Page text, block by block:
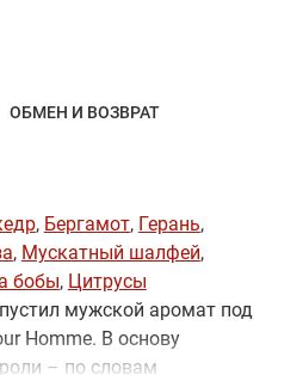
ОБМЕН И ВОЗВРАТ
, Бергамот, Герань,
, Мускатный шалфей,
бобы, Цитрусы
мужской аромат под
Homme. В основу
– по словам